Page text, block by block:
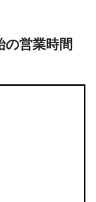
の営業時間